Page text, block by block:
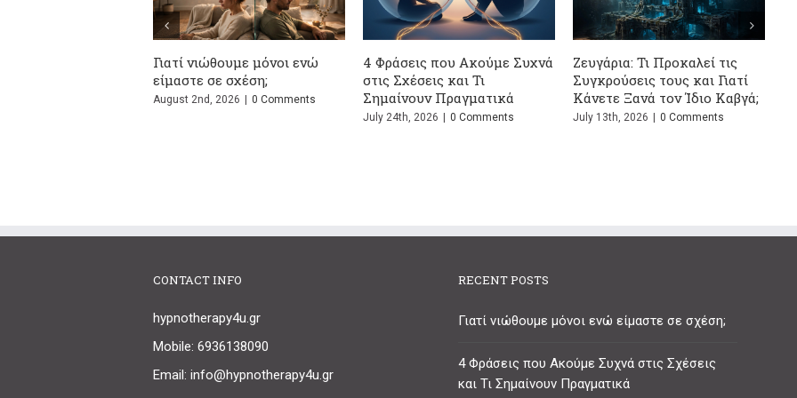
Ζευγάρια: Τι Προκαλεί τις
Συγκρούσεις τους και Γιατί
Κάνετε Ξανά τον Ίδιο Καβγά;
Σώζεται η σχέση μετά το
ψέμα; Ο απόλυτος οδηγός
επιβίωσης
0 Comments
Η Ψυχολογία του Ψεύτη -13
Μυστικά που Δεν Θέλει να
Μάθεις
June 24th, 2026 0 Comments
CONTACT INFO
hypnotherapy4u.gr
Mobile: 6936138090
Email: info@hypnotherapy4u.gr
RECENT POSTS
Γιατί νιώθουμε μόνοι ενώ είμαστε σε σχέση;
4 Φράσεις που Ακούμε Συχνά στις Σχέσεις
και Τι Σημαίνουν Πραγματικά